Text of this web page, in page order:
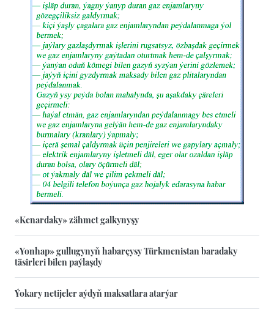
«Kenardaky» zähmet galkynyşy
«Yonhap» gullugynyň habarçysy Türkmenistan baradaky
täsirleri bilen paýlaşdy
Ýokary netijeler aýdyň maksatlara atarýar